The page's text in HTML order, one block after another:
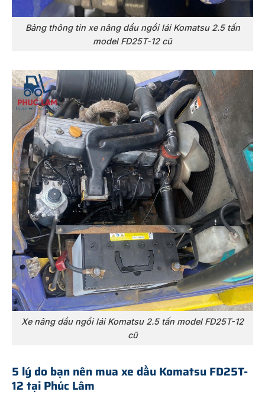
Bảng thông tin xe nâng dầu ngồi lái Komatsu 2.5 tấn
model FD25T-12 cũ
Xe nâng dầu ngồi lái Komatsu 2.5 tấn model FD25T-12
cũ
5 lý do bạn nên mua xe dầu Komatsu FD25T-
12 tại Phúc Lâm